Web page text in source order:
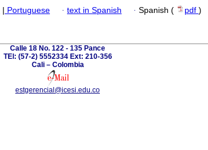
| Portuguese · text in Spanish · Spanish ( pdf )
Calle 18 No. 122 - 135 Pance
TEl: (57-2) 5552334 Ext: 210-356
Cali – Colombia
estgerencial@icesi.edu.co